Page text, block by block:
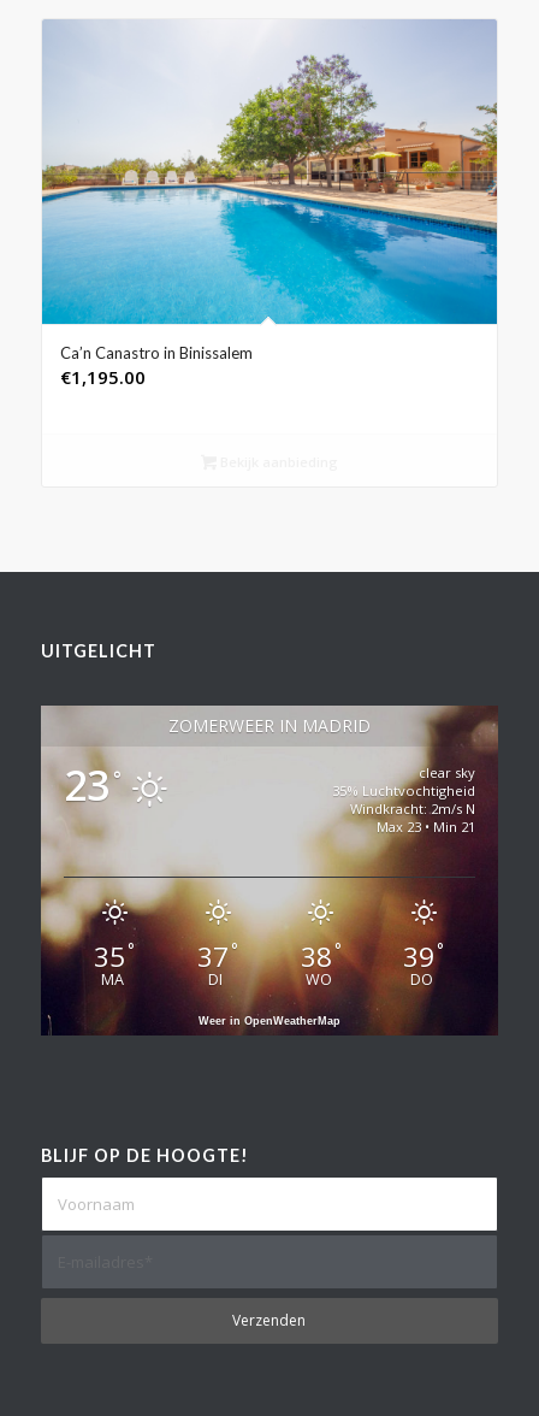
Ca’n Canastro in Binissalem
€1,195.00
UITGELICHT
ZOMERWEER IN MADRID
23°
clear sky
35% Luchtvochtigheid
Windkracht: 2m/s N
Max 23 • Min 21
35°
MA
37°
DI
38°
WO
39°
DO
Weer in OpenWeatherMap
BLIJF OP DE HOOGTE!